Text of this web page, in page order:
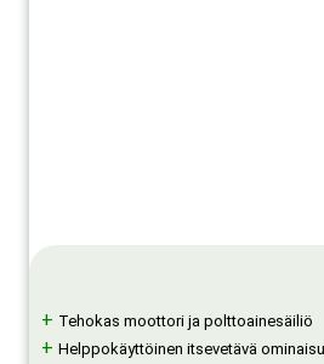
+ Tehokas moottori ja polttoainesäiliö
+ Helppokäyttöinen itsevetävä